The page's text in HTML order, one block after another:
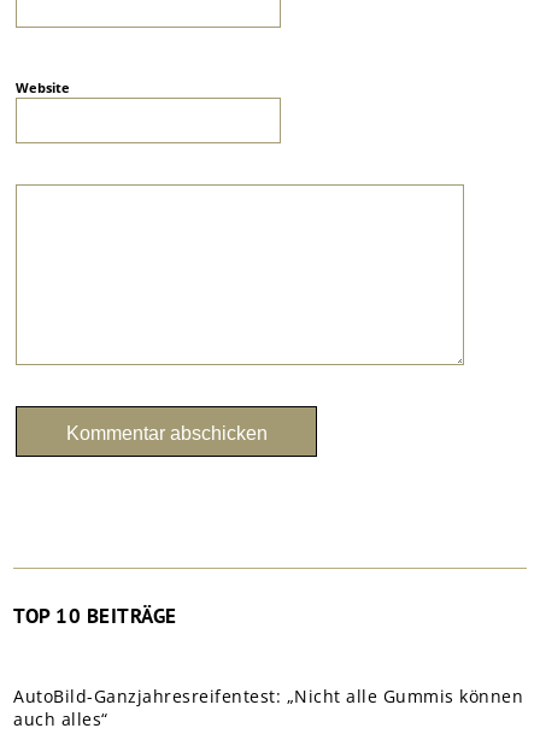
Website
TOP 10 BEITRÄGE
AutoBild-Ganzjahresreifentest: „Nicht alle Gummis können
auch alles“